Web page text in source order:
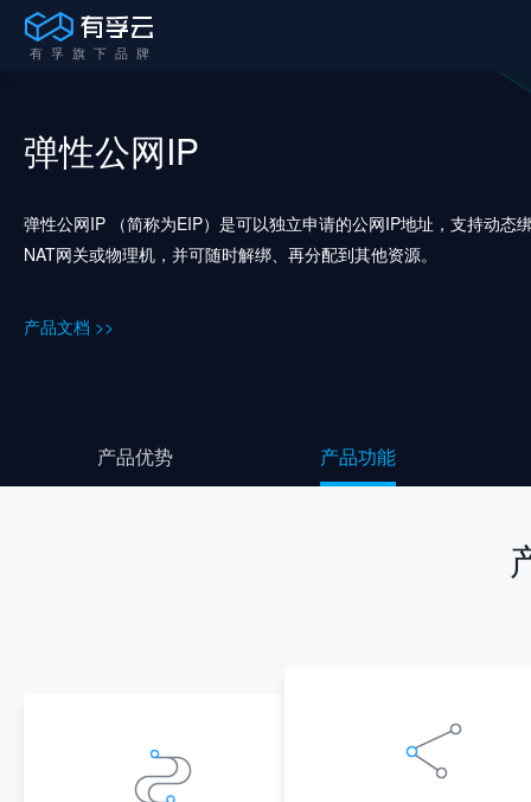
弹性公网IP
弹性公网IP （简称为EIP）是可以独立申请的公网IP地址，支持动态
NAT网关或物理机，并可随时解绑、再分配到其他资源。
产品文档 >>
产品优势 产品功能